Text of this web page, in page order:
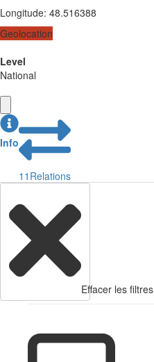
Longitude: 48.516388
Geolocation
Level
National
Info
11 Relations
Effacer les filtres